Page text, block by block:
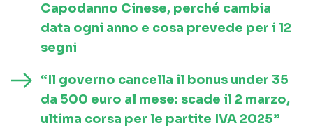
Capodanno Cinese, perché cambia
data ogni anno e cosa prevede per i 12
segni
“Il governo cancella il bonus under 35
da 500 euro al mese: scade il 2 marzo,
ultima corsa per le partite IVA 2025”